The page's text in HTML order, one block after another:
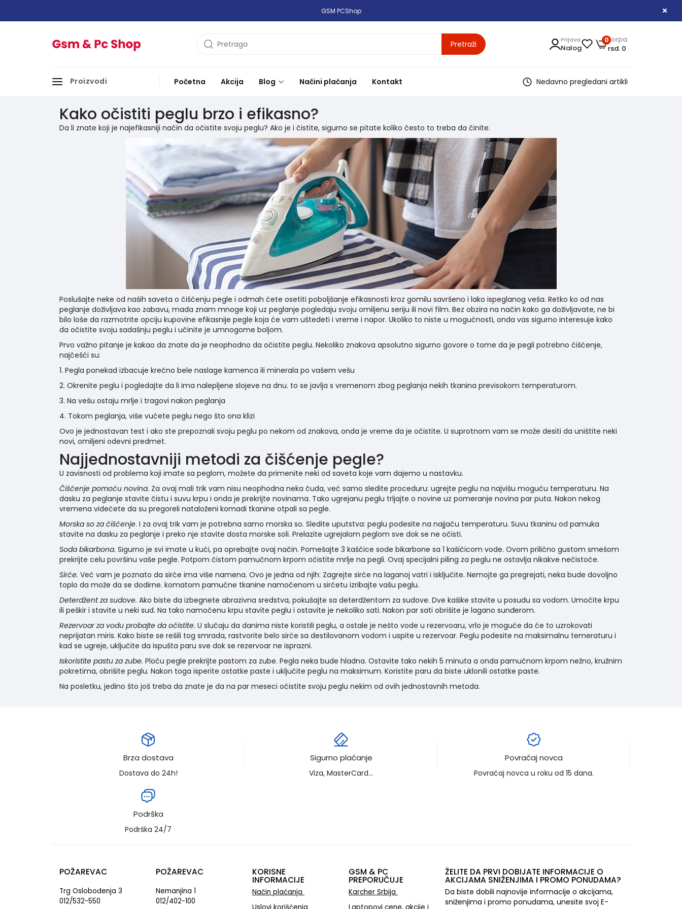
GSM PCShop
Pretraži
Korpa
rsd. 0
0
Prijava
Nalog
Proizvodi Početna Akcija Blog Načini plaćanja Kontakt Nedavno pregledani artikli
Kako očistiti peglu brzo i efikasno?
Da li znate koji je najefikasniji način da očistite svoju peglu? Ako je i čistite, sigurno se pitate koliko često to treba da činite.
Poslušajte neke od naših saveta o čišćenju pegle i odmah ćete osetiti poboljšanje efikasnosti kroz gomilu savršeno i lako ispeglanog veša. Retko ko od nas
peglanje doživljava kao zabavu, mada znam mnoge koji uz peglanje pogledaju svoju omiljenu seriju ili novi film. Bez obzira na način kako ga doživljavate, ne bi
bilo loše da razmotrite opciju kupovine efikasnije pegle koja će vam uštedeti i vreme i napor. Ukoliko to niste u mogućnosti, onda vas sigurno interesuje kako
da očistite svoju sadašnju peglu i učinite je umnogome boljom.
Prvo važno pitanje je kakao da znate da je neophodno da očistite peglu. Nekoliko znakova apsolutno sigurno govore o tome da je pegli potrebno čišćenje,
najčešći su:
1. Pegla ponekad izbacuje krečno bele naslage kamenca ili minerala po vašem vešu
2. Okrenite peglu i pogledajte da li ima nalepljene slojeve na dnu. to se javlja s vremenom zbog peglanja nekih tkanina previsokom temperaturom.
3. Na vešu ostaju mrlje i tragovi nakon peglanja
4. Tokom peglanja, više vučete peglu nego što ona klizi
Ovo je jednostavan test i ako ste prepoznali svoju peglu po nekom od znakova, onda je vreme da je očistite. U suprotnom vam se može desiti da uništite neki
novi, omiljeni odevni predmet.
Najjednostavniji metodi za čišćenje pegle?
U zavisnosti od problema koji imate sa peglom, možete da primenite neki od saveta koje vam dajemo u nastavku.
Čišćenje pomoću novina. Za ovaj mali trik vam nisu neophodna neka čuda, već samo sledite proceduru: ugrejte peglu na najvišu moguću temperaturu. Na
dasku za peglanje stavite čistu i suvu krpu i onda je prekrijte novinama. Tako ugrejanu peglu trljajte o novine uz pomeranje novina par puta. Nakon nekog
vremena videćete da su pregoreli nataloženi komadi tkanine otpali sa pegle.
Morska so za čišćenje. I za ovaj trik vam je potrebna samo morska so. Sledite uputstva: peglu podesite na najjaču temperaturu. Suvu tkaninu od pamuka
stavite na dasku za peglanje i preko nje stavite dosta morske soli. Prelazite ugrejalom peglom sve dok se ne očisti.
Soda bikarbona. Sigurno je svi imate u kući, pa oprebajte ovaj način. Pomešajte 3 kaščice sode bikarbone sa 1 kašičicom vode. Ovom prilično gustom smešom
prekrijte celu površinu vaše pegle. Potpom čistom pamučnom krpom očistite mrlje na pegli. Ovaj specijalni piling za peglu ne ostavlja nikakve nečistoće.
Sirće. Već vam je poznato da sirće ima više namena. Ovo je jedna od njih: Zagrejte sirće na laganoj vatri i isključite. Nemojte ga pregrejati, neka bude dovoljno
toplo da može da se dodirne. komatom pamučne tkanine namočenom u sirćetu izribajte vašu peglu.
Deterdžent za sudove. Ako biste da izbegnete abrazivna sredstva, pokušajte sa deterdžentom za sudove. Dve kašike stavite u posudu sa vodom. Umočite krpu
ili peškir i stavite u neki sud. Na tako namočenu krpu stavite peglu i ostavite je nekoliko sati. Nakon par sati obrišite je lagano sunđerom.
Rezervoar za vodu probajte da očistite. U slučaju da danima niste koristili peglu, a ostale je nešto vode u rezervoaru, vrlo je moguće da će to uzrokovati
neprijatan miris. Kako biste se rešili tog smrada, rastvorite belo sirće sa destilovanom vodom i uspite u rezervoar. Peglu podesite na maksimalnu temeraturu i
kad se ugreje, uključite da ispušta paru sve dok se rezervoar ne isprazni.
Iskoristite pastu za zube. Ploču pegle prekrijte pastom za zube. Pegla neka bude hladna. Ostavite tako nekih 5 minuta a onda pamučnom krpom nežno, kružnim
pokretima, obrišite peglu. Nakon toga isperite ostatke paste i uključite peglu na maksimum. Koristite paru da biste uklonili ostatke paste.
Na posletku, jedino što još treba da znate je da na par meseci očistite svoju peglu nekim od ovih jednostavnih metoda.
Brza dostava
Dostava do 24h!
Sigurno plaćanje
Viza, MasterCard...
Povraćaj novca
Povraćaj novca u roku od 15 dana.
Podrška
Podrška 24/7
POŽAREVAC
Trg Oslobođenja 3
012/532-550
POŽAREVAC
Nemanjina 1
012/402-100
KORISNE
INFORMACIJE
Način plaćanja
GSM & PC
PREPORUČUJE
Karcher Srbija
ŽELITE DA PRVI DOBIJATE INFORMACIJE O
AKCIJAMA SNIŽENJIMA I PROMO PONUDAMA?
Da biste dobili najnovije informacije o akcijama,
sniženjima i promo ponudama, unesite svoj E-